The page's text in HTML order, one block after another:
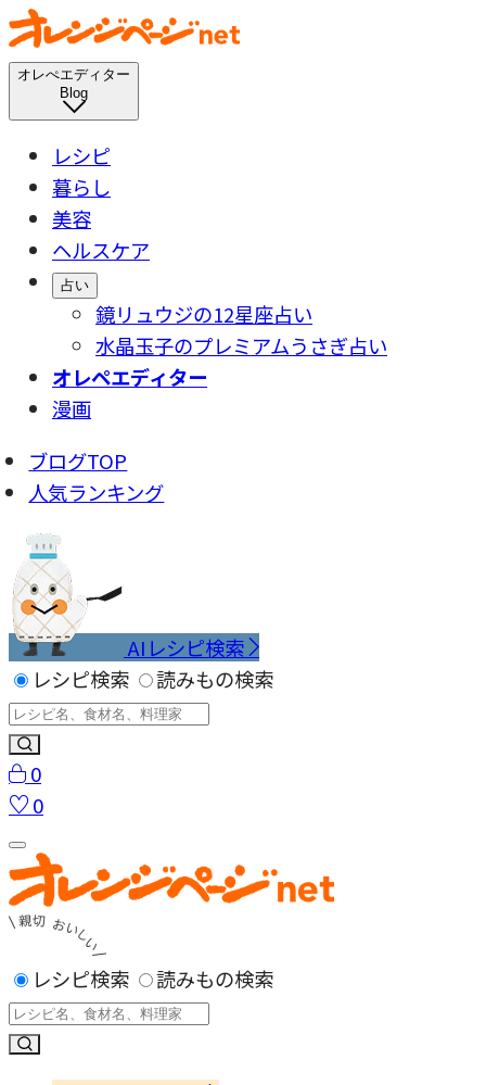
オレぺエディター
Blog
レシピ
暮らし
美容
ヘルスケア
占い
鏡リュウジの12星座占い
水晶玉子のプレミアムうさぎ占い
オレペエディター
漫画
ブログTOP
人気ランキング
AIレシピ検索
レシピ検索
読みもの検索
0
0
レシピ検索 読みもの検索